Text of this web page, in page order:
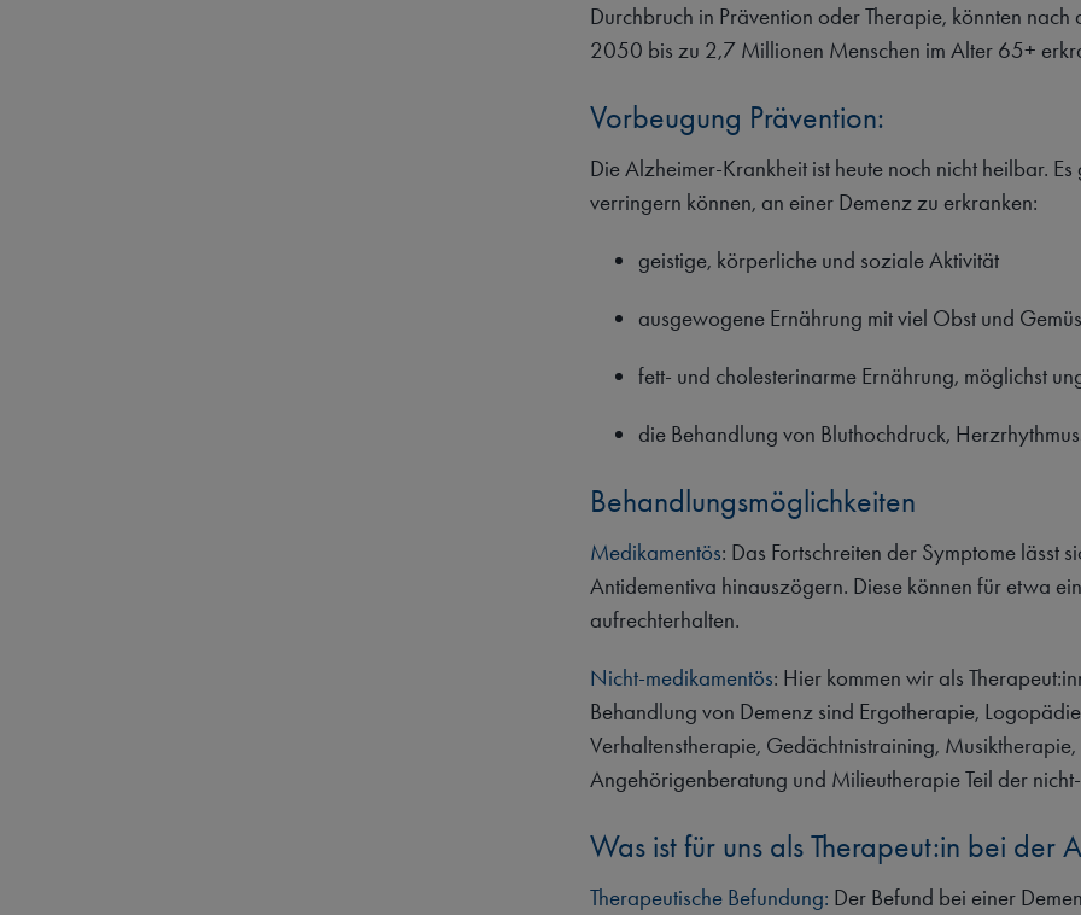
Durchbruch in Prävention oder Therapie, könnten
2050 bis zu 2,7 Millionen Menschen im Alter 65+
Vorbeugung Prävention:
Die Alzheimer-Krankheit ist heute noch nicht heilbar.
verringern können, an einer Demenz zu erkranken:
geistige, körperliche und soziale Aktivität
ausgewogene Ernährung mit viel Obst und
fett- und cholesterinarme Ernährung, möglichst
die Behandlung von Bluthochdruck,
Behandlungsmöglichkeiten
Medikamentös: Das Fortschreiten der Symptome lässt
Antidementiva hinauszögern. Diese können für etwa
aufrechterhalten.
Nicht-medikamentös: Hier kommen wir als
Behandlung von Demenz sind Ergotherapie,
Verhaltenstherapie, Gedächtnistraining,
Angehörigenberatung und Milieutherapie Teil der
Was ist für uns als Therapeut:in bei der
Therapeutische Befundung: Der Befund bei einer